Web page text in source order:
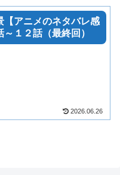
【アニメのネタバレ感
～１２話（最終回）
2026.06.26